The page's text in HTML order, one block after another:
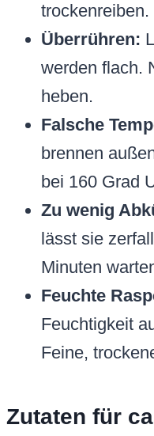
trockenreiben.
Überrühren:
werden flach.
heben.
Falsche
brennen
bei 160 Grad
Zu wenig
lässt sie
Minuten
Feuchte
Feuchtigkeit
Feine,
Zutaten für